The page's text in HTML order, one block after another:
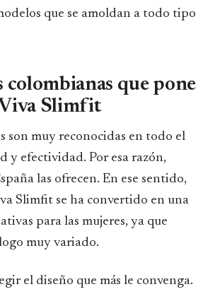
que se amoldan a todo tipo
colombianas que pone
Slimfit
son muy reconocidas en todo el
y efectividad. Por esa razón,
las ofrecen. En ese sentido,
Slimfit se ha convertido en una
para las mujeres, ya que
muy variado.
el diseño que más le convenga.